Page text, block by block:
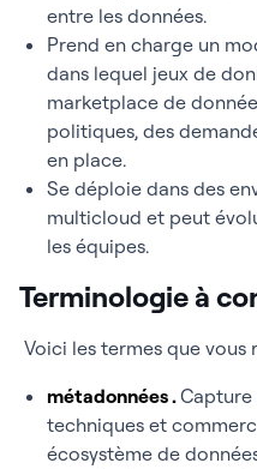
entre les données.
Prend en charge un
dans lequel jeux de
marketplace de
politiques, des
en place.
Se déploie dans des
multicloud et peut
les équipes.
Terminologie à
Voici les termes que vous
métadonnées .
techniques et
écosystème de